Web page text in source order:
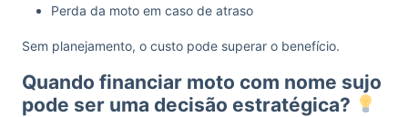
Perda da moto em caso de atraso
Sem planejamento, o custo pode superar o benefício.
Quando financiar moto com nome sujo
pode ser uma decisão estratégica?